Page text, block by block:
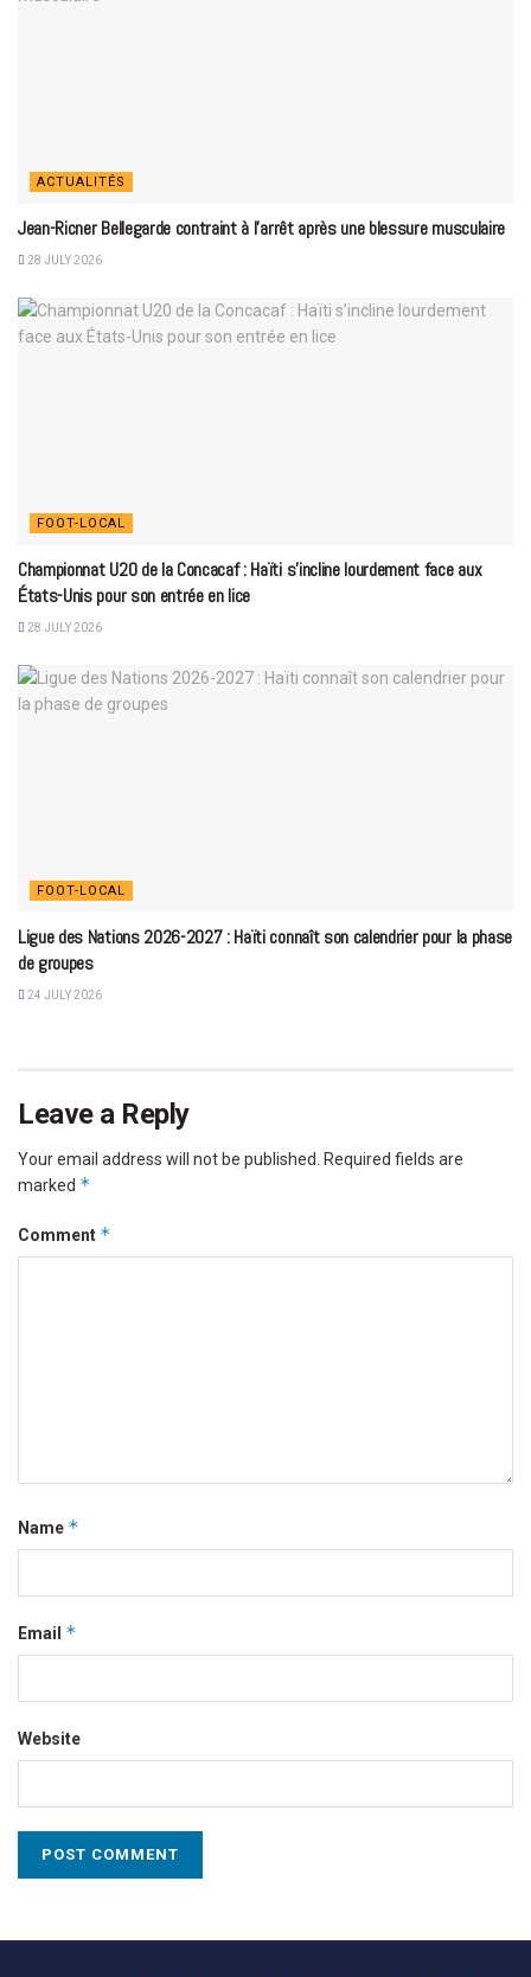
ACTUALITÉS
Jean-Ricner Bellegarde contraint à l’arrêt après une blessure musculaire
28 JULY 2026
FOOT-LOCAL
Championnat U20 de la Concacaf : Haïti s’incline lourdement face aux
États-Unis pour son entrée en lice
28 JULY 2026
FOOT-LOCAL
Ligue des Nations 2026-2027 : Haïti connaît son calendrier pour la phase
de groupes
24 JULY 2026
Leave a Reply
Your email address will not be published. Required fields are
marked *
Comment *
Name *
Email *
Website